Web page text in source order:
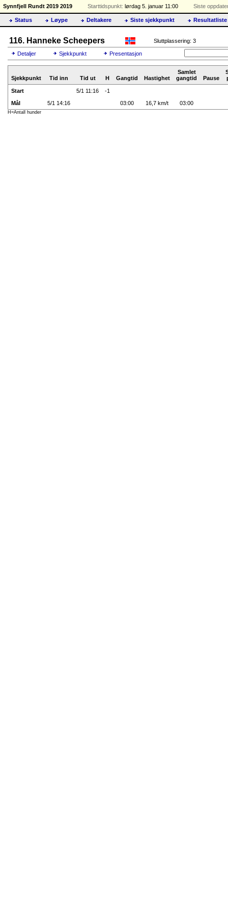
Synnfjell Rundt 2019 2019 Starttidspunkt: lørdag 5. januar 11:00 Siste
Status Løype Deltakere Siste sjekkpunkt Resultatliste
116. Hanneke Scheepers Sluttplassering: 3
Detaljer Sjekkpunkt Presentasjon
Sjekkpunkt Tid inn Tid ut H Gangtid Hastighet
Samlet
gangtid
Pause
Start 5/1 11:16
-1
Mål
5/1 14:16 03:00 16,7 km/t 03:00
H=Antall hunder